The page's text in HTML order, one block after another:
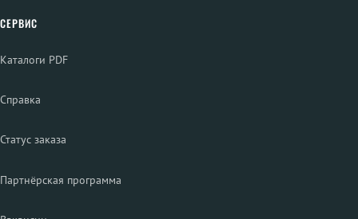
СЕРВИС
Каталоги PDF
Справка
Статус заказа
Партнёрская программа